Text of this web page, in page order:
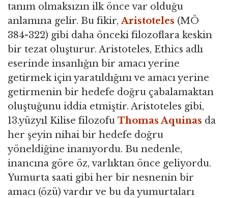
tanım olmaksızın ilk önce var olduğu
anlamına gelir. Bu fikir,Aristoteles (MÖ
384-322) gibi daha önceki filozoflara keskin
bir tezat oluşturur. Aristoteles, Ethics adlı
eserinde insanlığın bir amacı yerine
getirmek için yaratıldığını ve amacı yerine
getirmenin bir hedefe doğru çabalamaktan
oluştuğunu iddia etmiştir. Aristoteles gibi,
13.yüzyıl Kilise filozofu Thomas Aquinas da
her şeyin nihai bir hedefe doğru
yöneldiğine inanıyordu. Bu nedenle,
inancına göre öz, varlıktan önce geliyordu.
Yumurta saati gibi her bir nesnenin bir
amacı (özü) vardır ve bu da yumurtaları